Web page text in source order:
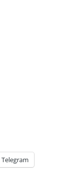
Telegram